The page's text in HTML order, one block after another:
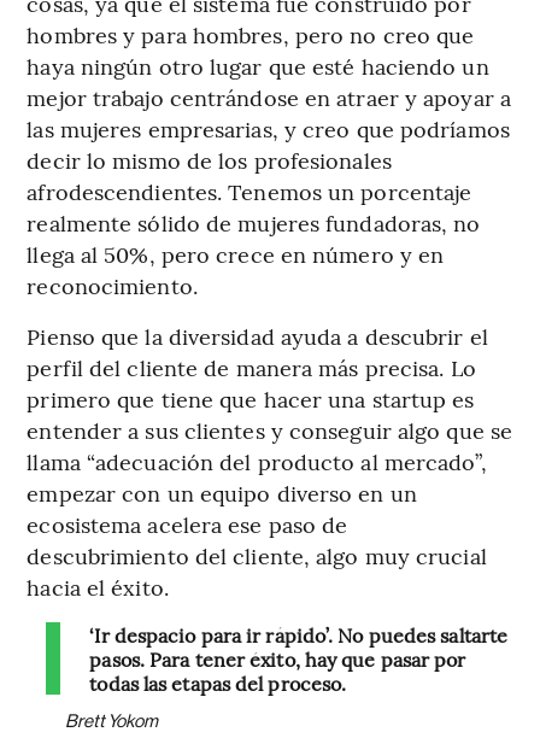
hombres y para hombres, pero no creo que
haya ningún otro lugar que esté haciendo un
mejor trabajo centrándose en atraer y apoyar a
las mujeres empresarias, y creo que podríamos
decir lo mismo de los profesionales
afrodescendientes. Tenemos un porcentaje
realmente sólido de mujeres fundadoras, no
llega al 50%, pero crece en número y en
reconocimiento.
Pienso que la diversidad ayuda a descubrir el
perfil del cliente de manera más precisa. Lo
primero que tiene que hacer una startup es
entender a sus clientes y conseguir algo que se
llama “adecuación del producto al mercado”,
empezar con un equipo diverso en un
ecosistema acelera ese paso de
descubrimiento del cliente, algo muy crucial
hacia el éxito.
‘Ir despacio para ir rápido’. No puedes saltarte
pasos. Para tener éxito, hay que pasar por
todas las etapas del proceso.
Brett Yokom